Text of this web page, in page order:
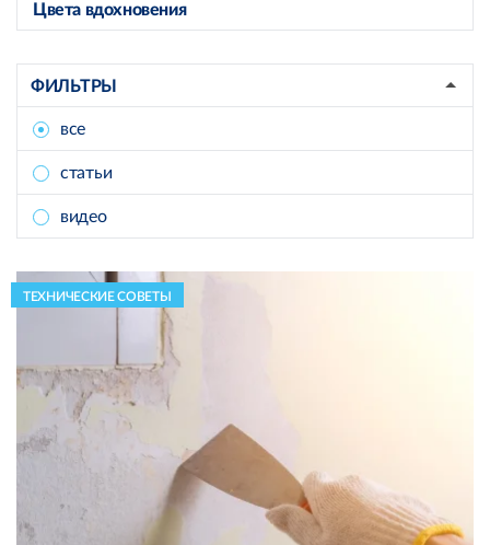
Цвета вдохновения
ФИЛЬТРЫ
все
статьи
видео
ТЕХНИЧЕСКИЕ СОВЕТЫ